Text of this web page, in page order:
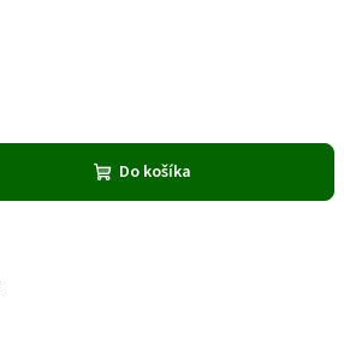
Do košíka